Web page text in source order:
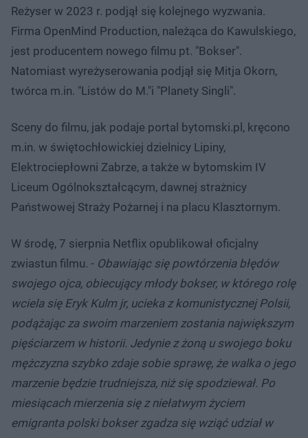
Reżyser w 2023 r. podjął się kolejnego wyzwania.
Firma OpenMind Production, należąca do Kawulskiego,
jest producentem nowego filmu pt. "Bokser".
Natomiast wyreżyserowania podjął się Mitja Okorn,
twórca m.in. "Listów do M."i "Planety Singli".
Sceny do filmu, jak podaje portal bytomski.pl, kręcono
m.in. w świętochłowickiej dzielnicy Lipiny,
Elektrociepłowni Zabrze, a także w bytomskim IV
Liceum Ogólnokształcącym, dawnej strażnicy
Państwowej Straży Pożarnej i na placu Klasztornym.
W środę, 7 sierpnia Netflix opublikował oficjalny
zwiastun filmu. - Obawiając się powtórzenia błędów
swojego ojca, obiecujący młody bokser, w którego rolę
wciela się Eryk Kulm jr, ucieka z komunistycznej Polsii,
podążając za swoim marzeniem zostania największym
pięściarzem w historii. Jedynie z żoną u swojego boku
mężczyzna szybko zdaje sobie sprawę, że walka o jego
marzenie będzie trudniejsza, niż się spodziewał. Po
miesiącach mierzenia się z niełatwym życiem
emigranta polski bokser zgadza się wziąć udział w